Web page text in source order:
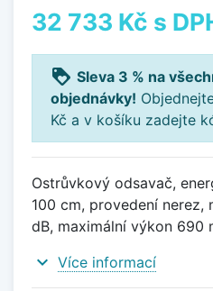
32 733 Kč s
loyalty Sleva 3 % na
objednávky!
Kč a v košíku zadejte
Ostrůvkový odsavač,
100 cm, provedení nerez,
dB, maximální výkon 690
expand_more Více informací